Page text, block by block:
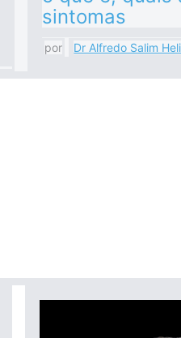
sintomas
por Dr Alfredo Salim